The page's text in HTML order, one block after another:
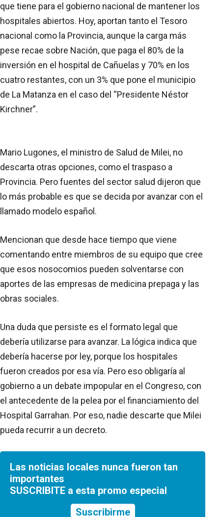
que tiene para el gobierno nacional de mantener los
hospitales abiertos. Hoy, aportan tanto el Tesoro
nacional como la Provincia, aunque la carga más
pese recae sobre Nación, que paga el 80% de la
inversión en el hospital de Cañuelas y 70% en los
cuatro restantes, con un 3% que pone el municipio
de La Matanza en el caso del “Presidente Néstor
Kirchner”.
Mario Lugones, el ministro de Salud de Milei, no
descarta otras opciones, como el traspaso a
Provincia. Pero fuentes del sector salud dijeron que
lo más probable es que se decida por avanzar con el
llamado modelo español.
Mencionan que desde hace tiempo que viene
comentando entre miembros de su equipo que cree
que esos nosocomios pueden solventarse con
aportes de las empresas de medicina prepaga y las
obras sociales.
Una duda que persiste es el formato legal que
debería utilizarse para avanzar. La lógica indica que
debería hacerse por ley, porque los hospitales
fueron creados por esa vía. Pero eso obligaría al
gobierno a un debate impopular en el Congreso, con
el antecedente de la pelea por el financiamiento del
Hospital Garrahan. Por eso, nadie descarte que Milei
pueda recurrir a un decreto.
Las noticias locales nunca fueron tan
importantes
SUSCRIBITE a esta promo especial
Suscribirme